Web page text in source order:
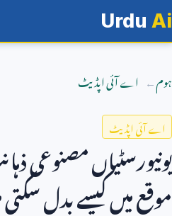
Urdu Ai
ہوم اے آئی اپڈیٹ
اے آئی اپڈیٹ
یونیورسٹیاں مصنوعی
موقع میں کیسے بدل